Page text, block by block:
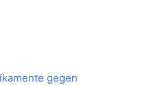
gegen